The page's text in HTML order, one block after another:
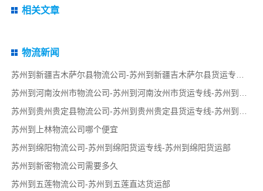
相关文章
物流新闻
苏州到上林物流公司哪个便宜
苏州到绵阳物流公司-苏州到绵阳货运专线-苏州到绵阳货运部
苏州到新密物流公司需要多久
苏州到五莲物流公司-苏州到五莲直达货运部